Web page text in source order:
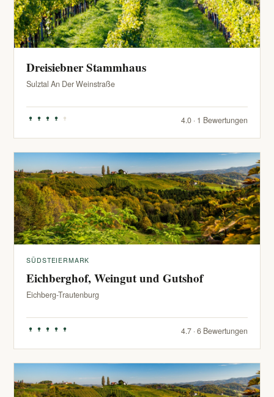
Dreisiebner Stammhaus
Sulztal An Der Weinstraße
4.0 · 1 Bewertungen
SÜDSTEIERMARK
Eichberghof, Weingut und Gutshof
Eichberg-Trautenburg
4.7 · 6 Bewertungen